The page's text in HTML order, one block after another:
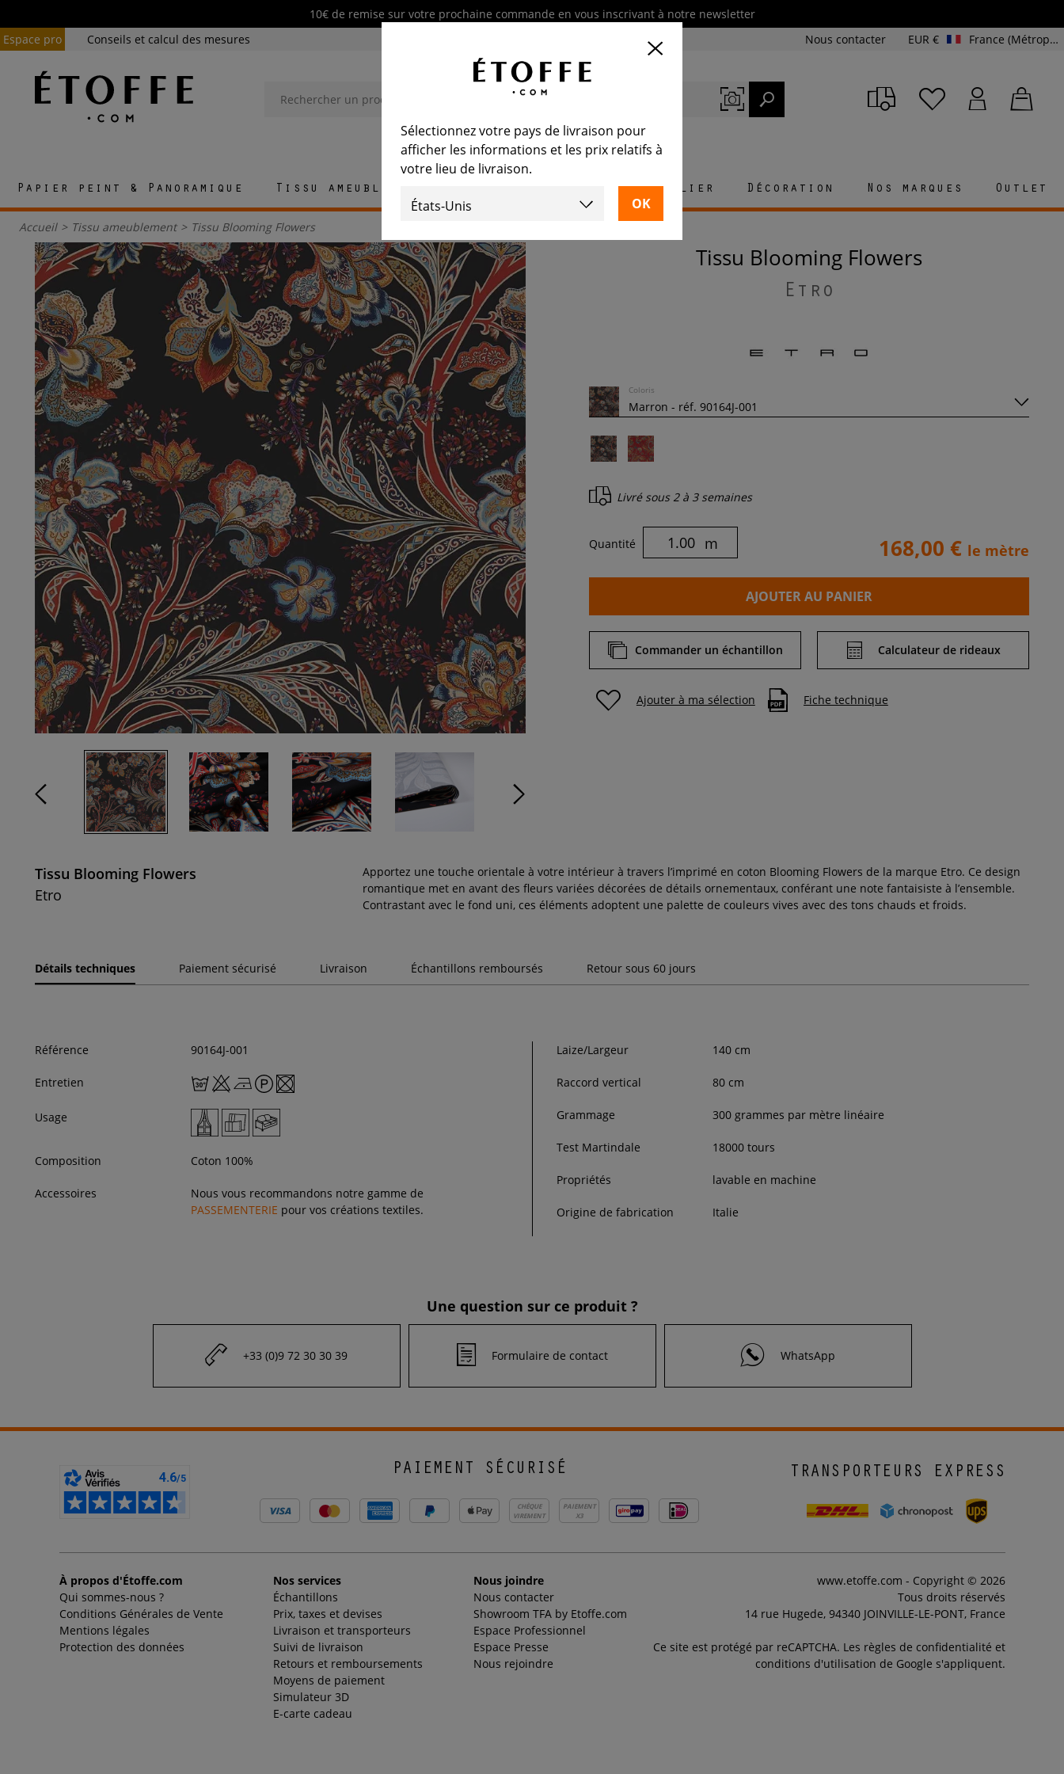
10€ de remise sur votre prochaine commande en vous inscrivant à notre newsletter
Espace pro
Conseils et calcul des mesures Nous contacter EUR € France (Métropolitaine et Corse)
Papier peint & Panoramique Tissu ameublement Mobilier Décoration Nos marques Outlet
Accueil > Tissu ameublement > Tissu Blooming Flowers
Tissu Blooming Flowers
Etro
Coloris
Livré sous 2 à 3 semaines
Quantité m 168,00 € le mètre
AJOUTER AU PANIER
Commander un échantillon Calculateur de rideaux
Ajouter à ma sélection Fiche technique
Tissu Blooming Flowers
Etro
Apportez une touche orientale à votre intérieur à travers l’imprimé en coton Blooming Flowers de la marque Etro. Ce design
romantique met en avant des fleurs variées décorées de détails ornementaux, conférant une note fantaisiste à l’ensemble.
Contrastant avec le fond uni, ces éléments adoptent une palette de couleurs vives avec des tons chauds et froids.
Détails techniques Paiement sécurisé Livraison Échantillons remboursés Retour sous 60 jours
Référence 90164J-001
Entretien
Usage
Composition Coton 100%
Accessoires
Nous vous recommandons notre gamme de
PASSEMENTERIE pour vos créations textiles.
Laize/Largeur 140 cm
Raccord vertical 80 cm
Grammage 300 grammes par mètre linéaire
Test Martindale 18000 tours
Propriétés lavable en machine
Origine de fabrication Italie
Une question sur ce produit ?
+33 (0)9 72 30 30 39 Formulaire de contact WhatsApp
PAIEMENT SÉCURISÉ
CHÈQUE
VIREMENT
PAIEMENT
X3
TRANSPORTEURS EXPRESS
À propos d'Étoffe.com
Qui sommes-nous ?
Conditions Générales de Vente
Mentions légales
Protection des données
Nos services
Échantillons
Prix, taxes et devises
Livraison et transporteurs
Suivi de livraison
Retours et remboursements
Moyens de paiement
Simulateur 3D
E-carte cadeau
Nous joindre
Nous contacter
Showroom TFA by Etoffe.com
Espace Professionnel
Espace Presse
Nous rejoindre
www.etoffe.com - Copyright © 2026
Tous droits réservés
14 rue Hugede, 94340 JOINVILLE-LE-PONT, France
Ce site est protégé par reCAPTCHA. Les règles de confidentialité et
conditions d'utilisation de Google s'appliquent.
Sélectionnez votre pays de livraison pour
afficher les informations et les prix relatifs à
votre lieu de livraison.